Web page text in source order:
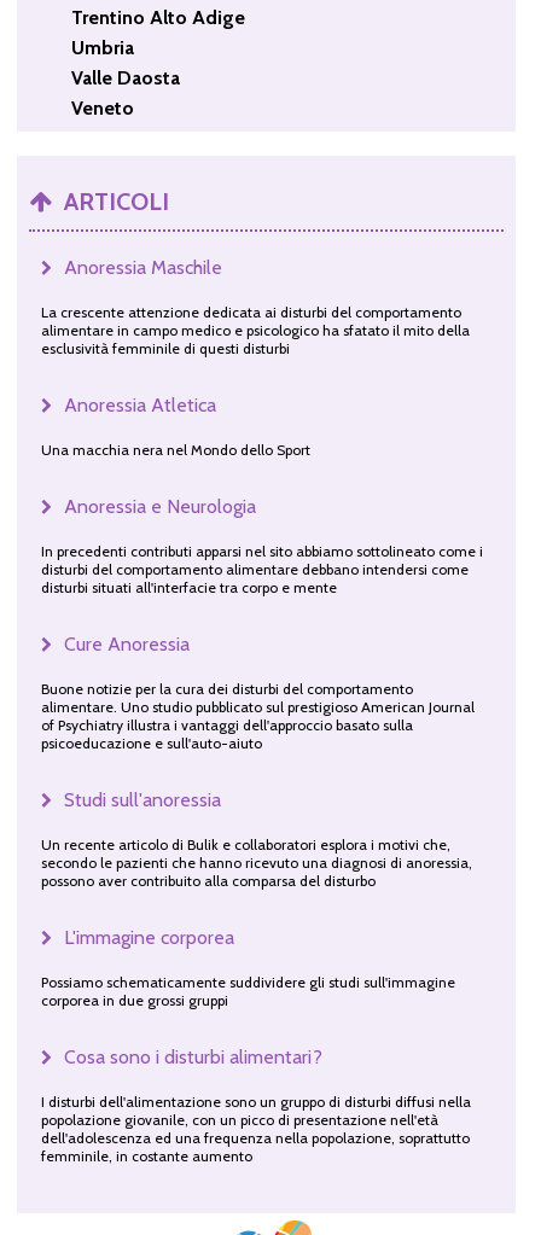
Trentino Alto Adige
Umbria
Valle Daosta
Veneto
ARTICOLI
Anoressia Maschile
La crescente attenzione dedicata ai disturbi del comportamento
alimentare in campo medico e psicologico ha sfatato il mito della
esclusività femminile di questi disturbi
Anoressia Atletica
Una macchia nera nel Mondo dello Sport
Anoressia e Neurologia
In precedenti contributi apparsi nel sito abbiamo sottolineato come i
disturbi del comportamento alimentare debbano intendersi come
disturbi situati all'interfacie tra corpo e mente
Cure Anoressia
Buone notizie per la cura dei disturbi del comportamento
alimentare. Uno studio pubblicato sul prestigioso American Journal
of Psychiatry illustra i vantaggi dell'approccio basato sulla
psicoeducazione e sull'auto-aiuto
Studi sull'anoressia
Un recente articolo di Bulik e collaboratori esplora i motivi che,
secondo le pazienti che hanno ricevuto una diagnosi di anoressia,
possono aver contribuito alla comparsa del disturbo
L'immagine corporea
Possiamo schematicamente suddividere gli studi sull'immagine
corporea in due grossi gruppi
Cosa sono i disturbi alimentari?
I disturbi dell'alimentazione sono un gruppo di disturbi diffusi nella
popolazione giovanile, con un picco di presentazione nell'età
dell'adolescenza ed una frequenza nella popolazione, soprattutto
femminile, in costante aumento